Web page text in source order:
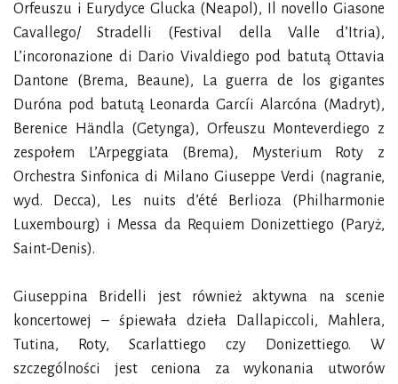
Orfeuszu i Eurydyce Glucka (Neapol), Il novello Giasone
Cavallego/ Stradelli (Festival della Valle d’Itria),
L’incoronazione di Dario Vivaldiego pod batutą Ottavia
Dantone (Brema, Beaune), La guerra de los gigantes
Duróna pod batutą Leonarda Garcíi Alarcóna (Madryt),
Berenice Händla (Getynga), Orfeuszu Monteverdiego z
zespołem L’Arpeggiata (Brema), Mysterium Roty z
Orchestra Sinfonica di Milano Giuseppe Verdi (nagranie,
wyd. Decca), Les nuits d’été Berlioza (Philharmonie
Luxembourg) i Messa da Requiem Donizettiego (Paryż,
Saint-Denis).
Giuseppina Bridelli jest również aktywna na scenie
koncertowej – śpiewała dzieła Dallapiccoli, Mahlera,
Tutina, Roty, Scarlattiego czy Donizettiego. W
szczególności jest ceniona za wykonania utworów